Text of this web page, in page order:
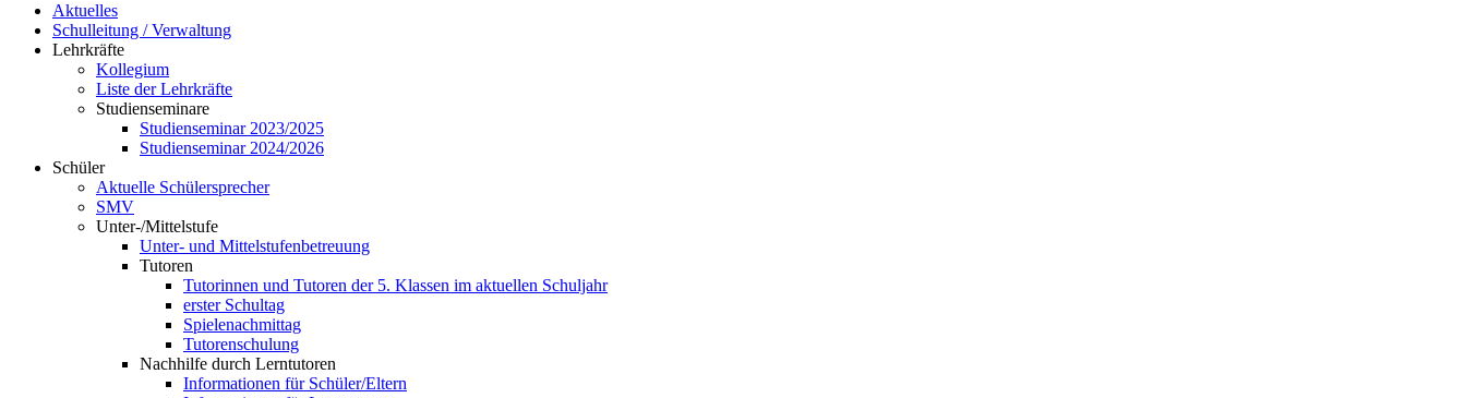
Aktuelles
Schulleitung / Verwaltung
Lehrkräfte
Kollegium
Liste der Lehrkräfte
Studienseminare
Studienseminar 2023/2025
Studienseminar 2024/2026
Schüler
Aktuelle Schülersprecher
SMV
Unter-/Mittelstufe
Unter- und Mittelstufenbetreuung
Tutoren
Tutorinnen und Tutoren der 5. Klassen im aktuellen Schuljahr
erster Schultag
Spielenachmittag
Tutorenschulung
Nachhilfe durch Lerntutoren
Informationen für Schüler/Eltern